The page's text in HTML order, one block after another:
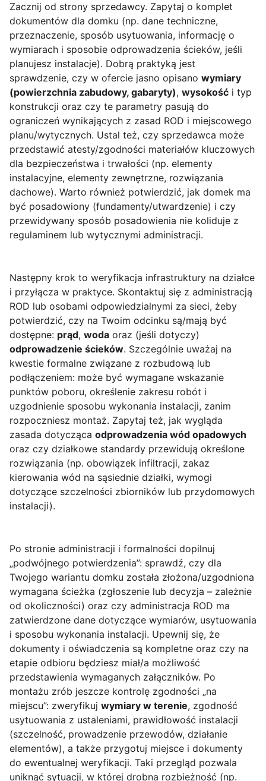
Zacznij od strony sprzedawcy. Zapytaj o komplet
dokumentów dla domku (np. dane techniczne,
przeznaczenie, sposób usytuowania, informację o
wymiarach i sposobie odprowadzenia ścieków, jeśli
planujesz instalacje). Dobrą praktyką jest
sprawdzenie, czy w ofercie jasno opisano wymiary
(powierzchnia zabudowy, gabaryty), wysokość i typ
konstrukcji oraz czy te parametry pasują do
ograniczeń wynikających z zasad ROD i miejscowego
planu/wytycznych. Ustal też, czy sprzedawca może
przedstawić atesty/zgodności materiałów kluczowych
dla bezpieczeństwa i trwałości (np. elementy
instalacyjne, elementy zewnętrzne, rozwiązania
dachowe). Warto również potwierdzić, jak domek ma
być posadowiony (fundamenty/utwardzenie) i czy
przewidywany sposób posadowienia nie koliduje z
regulaminem lub wytycznymi administracji.
Następny krok to weryfikacja infrastruktury na działce
i przyłącza w praktyce. Skontaktuj się z administracją
ROD lub osobami odpowiedzialnymi za sieci, żeby
potwierdzić, czy na Twoim odcinku są/mają być
dostępne: prąd, woda oraz (jeśli dotyczy)
odprowadzenie ścieków. Szczególnie uważaj na
kwestie formalne związane z rozbudową lub
podłączeniem: może być wymagane wskazanie
punktów poboru, określenie zakresu robót i
uzgodnienie sposobu wykonania instalacji, zanim
rozpoczniesz montaż. Zapytaj też, jak wygląda
zasada dotycząca odprowadzenia wód opadowych
oraz czy działkowe standardy przewidują określone
rozwiązania (np. obowiązek infiltracji, zakaz
kierowania wód na sąsiednie działki, wymogi
dotyczące szczelności zbiorników lub przydomowych
instalacji).
Po stronie administracji i formalności dopilnuj
„podwójnego potwierdzenia”: sprawdź, czy dla
Twojego wariantu domku została złożona/uzgodniona
wymagana ścieżka (zgłoszenie lub decyzja – zależnie
od okoliczności) oraz czy administracja ROD ma
zatwierdzone dane dotyczące wymiarów, usytuowania
i sposobu wykonania instalacji. Upewnij się, że
dokumenty i oświadczenia są kompletne oraz czy na
etapie odbioru będziesz miał/a możliwość
przedstawienia wymaganych załączników. Po
montażu zrób jeszcze kontrolę zgodności „na
miejscu”: zweryfikuj wymiary w terenie, zgodność
usytuowania z ustaleniami, prawidłowość instalacji
(szczelność, prowadzenie przewodów, działanie
elementów), a także przygotuj miejsce i dokumenty
do ewentualnej weryfikacji. Taki przegląd pozwala
uniknąć sytuacji, w której drobna rozbieżność (np.